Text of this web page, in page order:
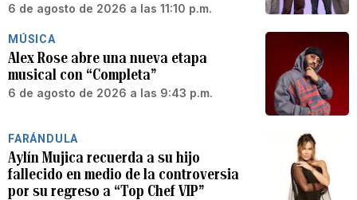
6 de agosto de 2026 a las 11:10 p.m.
MÚSICA
Alex Rose abre una nueva etapa
musical con “Completa”
6 de agosto de 2026 a las 9:43 p.m.
FARÁNDULA
Aylín Mujica recuerda a su hijo
fallecido en medio de la controversia
por su regreso a “Top Chef VIP”